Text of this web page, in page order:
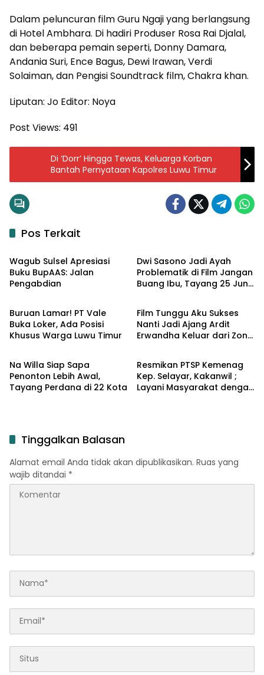
Dalam peluncuran film Guru Ngaji yang berlangsung
di Hotel Ambhara. Di hadiri Produser Rosa Rai Djalal,
dan beberapa pemain seperti, Donny Damara,
Andania Suri, Ence Bagus, Dewi Irawan, Verdi
Solaiman, dan Pengisi Soundtrack film, Chakra khan.
Liputan: Jo Editor: Noya
Post Views: 491
Di ‘Dorr’ Hingga Tewas, Keluarga Korban
Bantah Pernyataan Kapolres Luwu Timur
Pos Terkait
Ragam
Wagub Sulsel Apresiasi
Buku BupAAS: Jalan
Pengabdian
Dwi Sasono Jadi Ayah
Problematik di Film Jangan
Buang Ibu, Tayang 25 Juni
Ragam
Buruan Lamar! PT Vale
Buka Loker, Ada Posisi
Khusus Warga Luwu Timur
Berita
Film Tunggu Aku Sukses
Nanti Jadi Ajang Ardit
Erwandha Keluar dari Zona
Ragam
Na Willa Siap Sapa
Penonton Lebih Awal,
Tayang Perdana di 22 Kota
Ragam
Resmikan PTSP Kemenag
Kep. Selayar, Kakanwil ;
Layani Masyarakat dengan
Tinggalkan Balasan
Alamat email Anda tidak akan dipublikasikan. Ruas yang
wajib ditandai *